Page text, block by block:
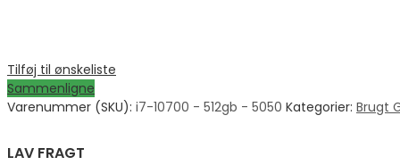
Tilføj til ønskeliste
Sammenligne
Varenummer (SKU): i7-10700 - 512gb - 5050 Kategorier: Brugt
LAV FRAGT